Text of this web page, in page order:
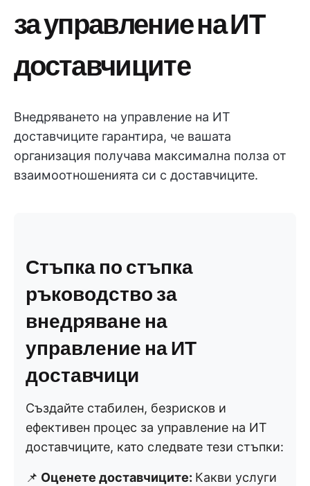
за управление на ИТ
доставчиците
Внедряването на управление на ИТ
доставчиците гарантира, че вашата
организация получава максимална полза от
взаимоотношенията си с доставчиците.
Стъпка по стъпка
ръководство за
внедряване на
управление на ИТ
доставчици
Създайте стабилен, безрисков и
ефективен процес за управление на ИТ
доставчиците, като следвате тези стъпки:
📌 Оценете доставчиците: Какви услуги